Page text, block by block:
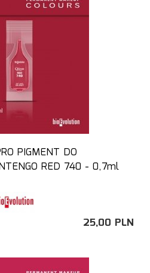
PIGMENT DO
RED 740 - 0,7ml
25,00 PLN